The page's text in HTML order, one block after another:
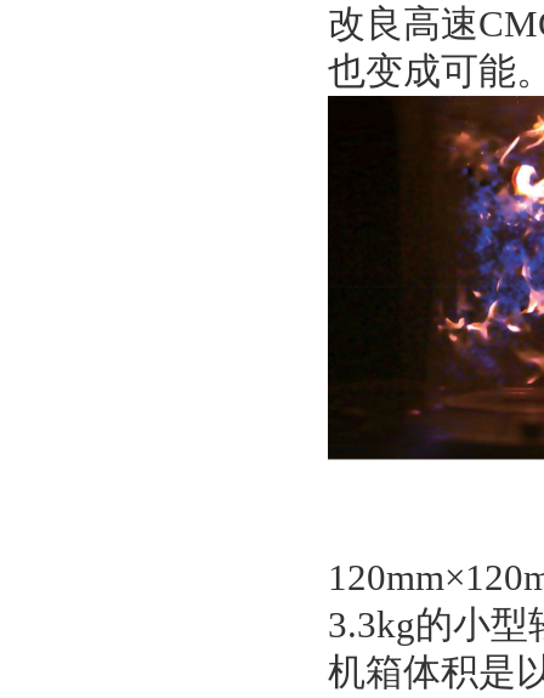
改良高速
也变成可能
3.3kg的小型
机箱体积是